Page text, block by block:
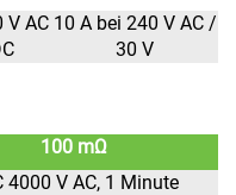
V AC 10 A bei 240 V AC /
30 V
100 mΩ
4000 V AC, 1 Minute